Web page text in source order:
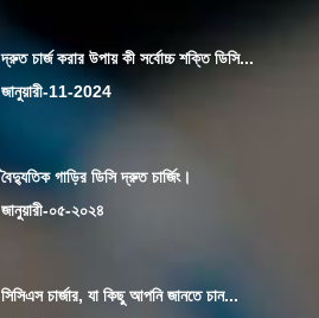
দ্রুত চার্জ করার উপায় কী সর্বোচ্চ শক্তি ডিসি...
জানুয়ারী-11-2024
বৈদ্যুতিক গাড়ির ডিসি দ্রুত চার্জিং।
জানুয়ারী-০৫-২০২৪
সিসিএস চার্জার, যা কিছু আপনি জানতে চান...